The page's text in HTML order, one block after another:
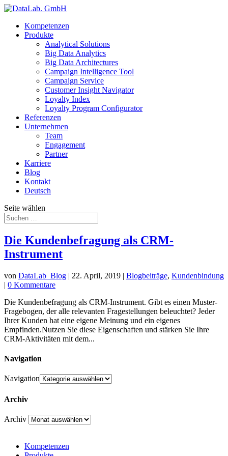
Kompetenzen
Produkte
Analytical Solutions
Big Data Analytics
Big Data Architectures
Campaign Intelligence Tool
Campaign Service
Customer Insight Navigator
Loyalty Index
Loyalty Program Configurator
Referenzen
Unternehmen
Team
Engagement
Partner
Karriere
Blog
Kontakt
Deutsch
Seite wählen
Die Kundenbefragung als CRM-
Instrument
von DataLab_Blog | 22. April, 2019 | Blogbeiträge, Kundenbindung
| 0 Kommentare
Die Kundenbefragung als CRM-Instrument. Gibt es einen Muster-
Fragebogen, der alle relevanten Fragestellungen beleuchtet? Jeder
Ihrer Kunden hat eine eigene Meinung und ein eigenes
Empfinden.Nutzen Sie diese Eigenschaften und stärken Sie Ihre
CRM-Aktivitäten mit dem...
Navigation
Navigation
Archiv
Archiv
Kompetenzen